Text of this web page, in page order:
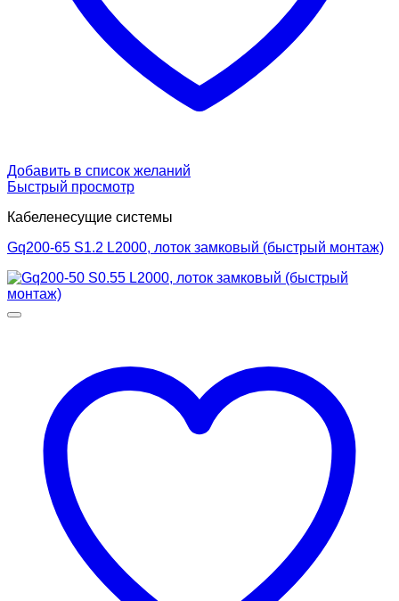
Добавить в список желаний
Быстрый просмотр
Кабеленесущие системы
Gq200-65 S1.2 L2000, лоток замковый (быстрый монтаж)